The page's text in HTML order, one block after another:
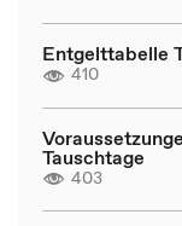
Entgelttabelle
410
Tauschtage
403